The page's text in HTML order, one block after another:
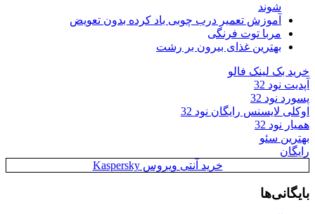
شوند
آموزش تعمیر درب چوبی باد کرده بدون تعویض
مربا توت فرنگی
بهترین غذای بیرون بر رشت
خرید بک لینک فالو
آپدیت نود 32
پسورد نود 32
اوکلی لایسنس رایگان نود 32
همیار نود 32
بهترین سئو
رایگان
خرید آنتی ویروس Kaspersky
بایگانی‌ها